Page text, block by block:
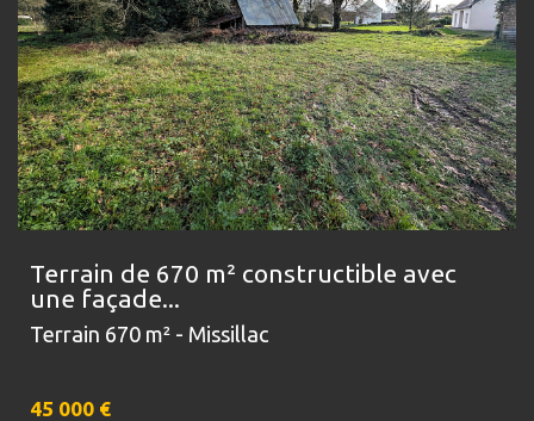
Terrain de 670 m² constructible avec
une façade...
Terrain 670 m² - Missillac
45 000 €